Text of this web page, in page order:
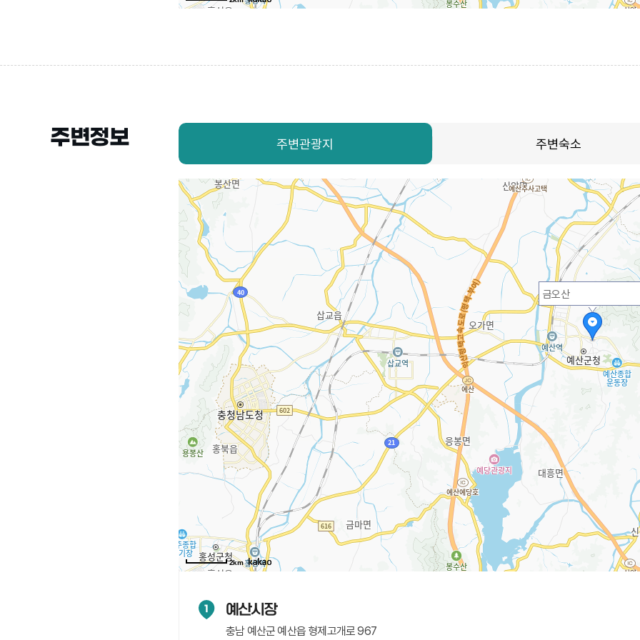
주변정보 주변관광지 주변숙소
금오산
2km
1 예산시장
충남 예산군 예산읍 형제고개로 967